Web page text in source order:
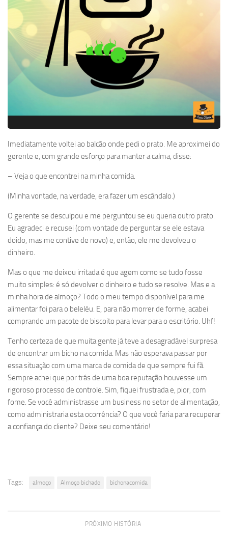
Imediatamente voltei ao balcão onde pedi o prato. Me aproximei do
gerente e, com grande esforço para manter a calma, disse:
– Veja o que encontrei na minha comida.
(Minha vontade, na verdade, era fazer um escândalo.)
O gerente se desculpou e me perguntou se eu queria outro prato.
Eu agradeci e recusei (com vontade de perguntar se ele estava
doido, mas me contive de novo) e, então, ele me devolveu o
dinheiro.
Mas o que me deixou irritada é que agem como se tudo fosse
muito simples: é só devolver o dinheiro e tudo se resolve. Mas e a
minha hora de almoço? Todo o meu tempo disponível para me
alimentar foi para o beleléu. E, para não morrer de forme, acabei
comprando um pacote de biscoito para levar para o escritório. Uhf!
Tenho certeza de que muita gente já teve a desagradável surpresa
de encontrar um bicho na comida. Mas não esperava passar por
essa situação com uma marca de comida de que sempre fui fã.
Sempre achei que por trás de uma boa reputação houvesse um
rigoroso processo de controle. Sim, fiquei frustrada e, pior, com
fome. Se você administrasse um business no setor de alimentação,
como administraria esta ocorrência? O que você faria para recuperar
a confiança do cliente? Deixe seu comentário!
Tags: almoço Almoço bichado bichonacomida
PRÓXIMO HISTÓRIA